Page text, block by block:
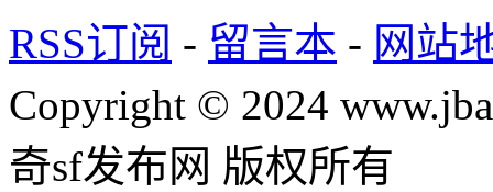
RSS订阅 - 留言本 - 网站
Copyright © 2024
奇sf发布网 版权所有